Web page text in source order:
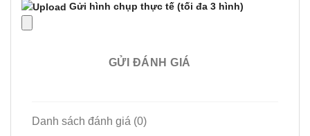
Gửi hình chụp thực tế (tối đa 3 hình)
GỬI ĐÁNH GIÁ
Danh sách đánh giá (0)